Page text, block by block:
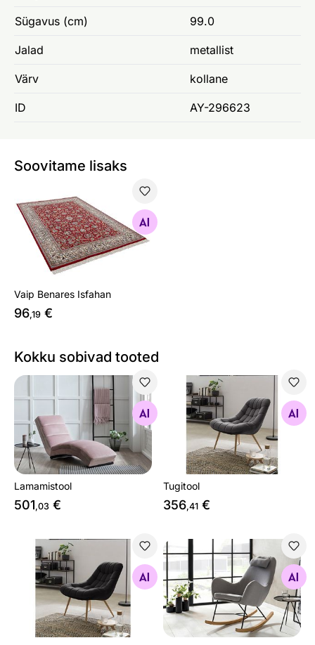
Sügavus (cm) 99.0
Jalad metallist
Värv kollane
ID AY-296623
Soovitame lisaks
Vaip Benares Isfahan
Otsi sarnaseid
Vaip Benares Isfahan
96,19 €
Kokku sobivad tooted
Lamamistool
Otsi sarnaseid
Lamamistool
501,03 €
Tugitool
Otsi sarnaseid
Tugitool
356,41 €
Tugitool
Otsi sarnaseid
Kiiktool
Otsi sarnaseid